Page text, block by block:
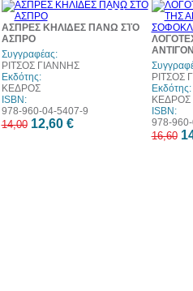
10%
ΑΣΠΡΕΣ ΚΗΛΙΔΕΣ ΠΑΝΩ ΣΤΟ
ΑΣΠΡΟ
Συγγραφέας:
ΡΙΤΣΟΣ ΓΙΑΝΝΗΣ
Εκδότης:
ΚΕΔΡΟΣ
ISBN:
978-960-04-5407-9
14,00 12,60 €
ΡΙΤΣΟΣ
Εκδότης:
ΚΕΔΡΟΣ
ISBN:
978-
16,60